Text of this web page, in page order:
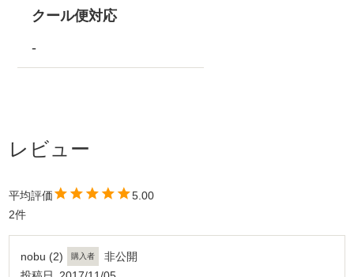
5.00
2
nobu 2 購入者
非公開
クール便対応
-